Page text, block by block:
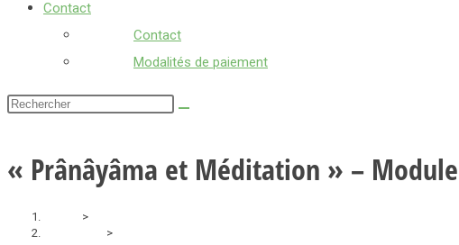
Contact
Contact
Modalités de paiement
Rechercher
site
« Prânâyâma et Méditation » –
>
>